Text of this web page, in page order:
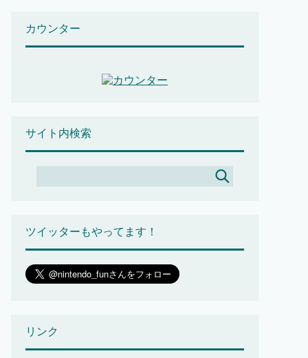
カウンター
サイト内検索
ツイッターもやってます！
リンク